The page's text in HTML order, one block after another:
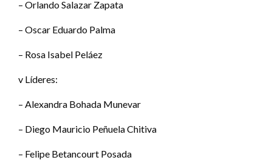
– Orlando Salazar Zapata
– Oscar Eduardo Palma
– Rosa Isabel Peláez
v Líderes:
– Alexandra Bohada Munevar
– Diego Mauricio Peñuela Chitiva
– Felipe Betancourt Posada